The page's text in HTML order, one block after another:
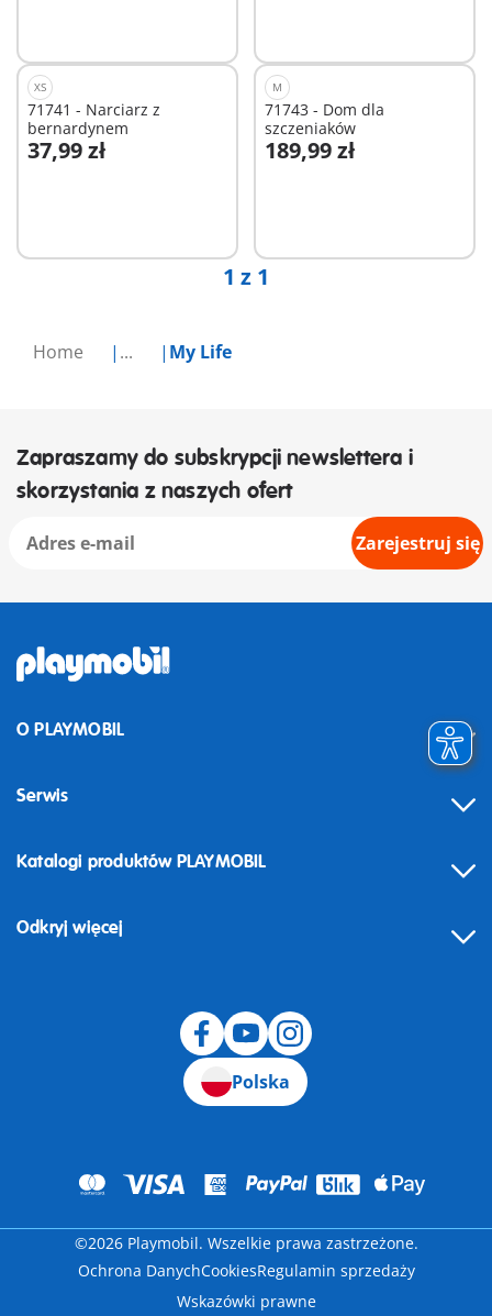
Home ... My Life
XS
71741 - Narciarz z
bernardynem
37,99 zł
Dodaj do koszyka
M
71743 - Dom dla
szczeniaków
189,99 zł
Dodaj do koszyka
1 z 1
Zapraszamy do subskrypcji newslettera i
skorzystania z naszych ofert
Zarejestruj się
O PLAYMOBIL
Serwis
Odstąpienie od umowy
Katalogi produktów PLAYMOBIL
Odkryj więcej
Polska
©2026 Playmobil. Wszelkie prawa zastrzeżone.
Ochrona DanychCookiesRegulamin sprzedaży
Wskazówki prawne